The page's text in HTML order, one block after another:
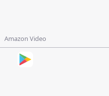
Amazon Video